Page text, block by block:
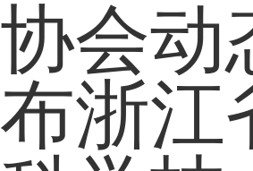
协会动
布浙江